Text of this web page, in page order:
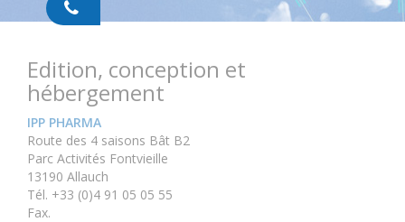
Edition, conception et
hébergement
IPP PHARMA
Route des 4 saisons Bât B2
Parc Activités Fontvieille
13190 Allauch
Tél. +33 (0)4 91 05 05 55
Fax.
91
55